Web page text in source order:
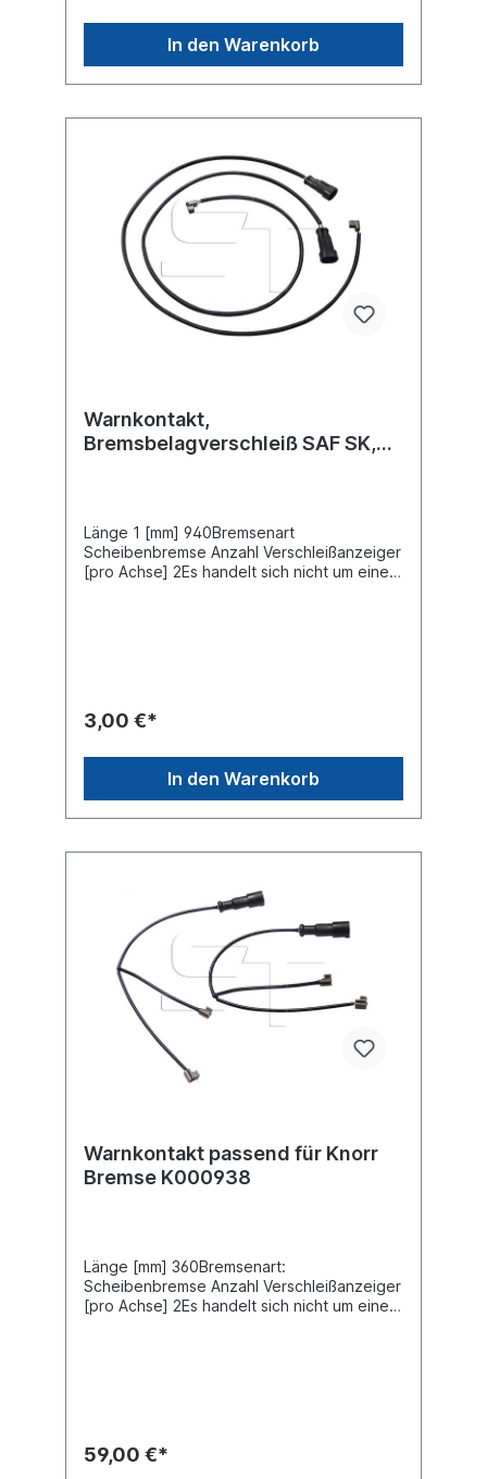
In den Warenkorb
Warnkontakt,
Bremsbelagverschleiß SAF SK,
Länge 1 [mm] 940Bremsenart
Scheibenbremse Anzahl Verschleißanzeiger
[pro Achse] 2Es handelt sich nicht um einen
3,00 €*
In den Warenkorb
Warnkontakt passend für Knorr
Bremse K000938
Länge [mm] 360Bremsenart:
Scheibenbremse Anzahl Verschleißanzeiger
[pro Achse] 2Es handelt sich nicht um einen
59,00 €*